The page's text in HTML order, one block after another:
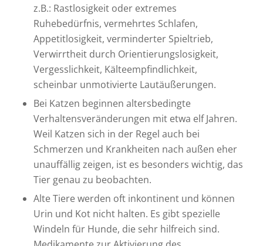
z.B.: Rastlosigkeit oder extremes
Ruhebedürfnis, vermehrtes Schlafen,
Appetitlosigkeit, verminderter Spieltrieb,
Verwirrtheit durch Orientierungslosigkeit,
Vergesslichkeit, Kälteempfindlichkeit,
scheinbar unmotivierte Lautäußerungen.
Bei Katzen beginnen altersbedingte
Verhaltensveränderungen mit etwa elf Jahren.
Weil Katzen sich in der Regel auch bei
Schmerzen und Krankheiten nach außen eher
unauffällig zeigen, ist es besonders wichtig, das
Tier genau zu beobachten.
Alte Tiere werden oft inkontinent und können
Urin und Kot nicht halten. Es gibt spezielle
Windeln für Hunde, die sehr hilfreich sind.